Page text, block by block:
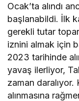
Ocak’ta alındı
başlanabildi. İlk
gerekli tutar
iznini almak için
2023 tarihinde
yavaş ilerliyor,
zaman
alınmasına